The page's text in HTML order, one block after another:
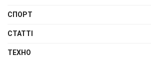
СПОРТ
СТАТТІ
ТЕХНО